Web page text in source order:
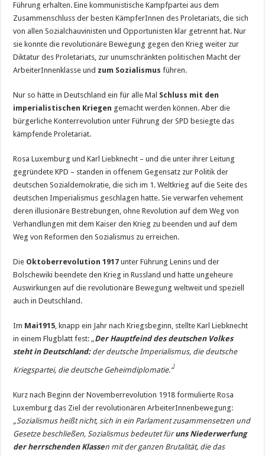
Führung erhalten. Eine kommunistische Kampfpartei aus dem
Zusammenschluss der besten KämpferInnen des Proletariats, die sich
von allen So­zialchauvinisten und Opportunisten klar getrennt hat. Nur
sie konnte die revolutionäre Bewegung gegen den Krieg weiter zur
Diktatur des Proletariats, zur unumschränkten politischen Macht der
ArbeiterInnenklasse und zum Sozialismus führen.
Nur so hätte in Deutschland ein für alle Mal Schluss mit den
imperialistischen Kriegen gemacht werden können. Aber die
bürgerliche Konterrevolution unter Führung der SPD besiegte das
kämpfende Proletariat.
Rosa Luxemburg und Karl Liebknecht – und die unter ihrer Leitung
gegründete KPD – standen in offenem Gegensatz zur Politik der
deutschen Sozialdemokratie, die sich im 1. Weltkrieg auf die Seite des
deutschen Imperialismus geschlagen hatte. Sie verwarfen vehement
deren illusionäre Bestrebungen, ohne Revolution auf dem Weg von
Verhandlungen mit dem Kaiser den Krieg zu beenden und auf dem
Weg von Reformen den Sozialismus zu erreichen.
Die Oktoberrevolution 1917 unter Führung Lenins und der
Bolschewiki beendete den Krieg in Russland und hatte ungeheure
Auswirkungen auf die revolu­tionäre Bewegung weltweit und speziell
auch in Deutschland.
Im Mai1915, knapp ein Jahr nach Kriegsbeginn, stellte Karl Liebknecht
in einem Flugblatt fest: „Der Hauptfeind des deutschen Volkes
steht in Deutschland:der deutsche Imperialismus, die deutsche
Kriegspartei, die deutsche Geheimdiplomatie.“
i
Kurz nach Beginn der Novemberrevolution 1918 formulierte Rosa
Luxemburg das Ziel der revolutionären ArbeiterInnenbewegung:
„Sozialismus heißt nicht, sich in ein Parlament zusammensetzen und
Gesetze beschließen, Sozialismus bedeutet füruns Niederwerfung
der herrschenden Klassen mit der ganzen Brutalität, die das